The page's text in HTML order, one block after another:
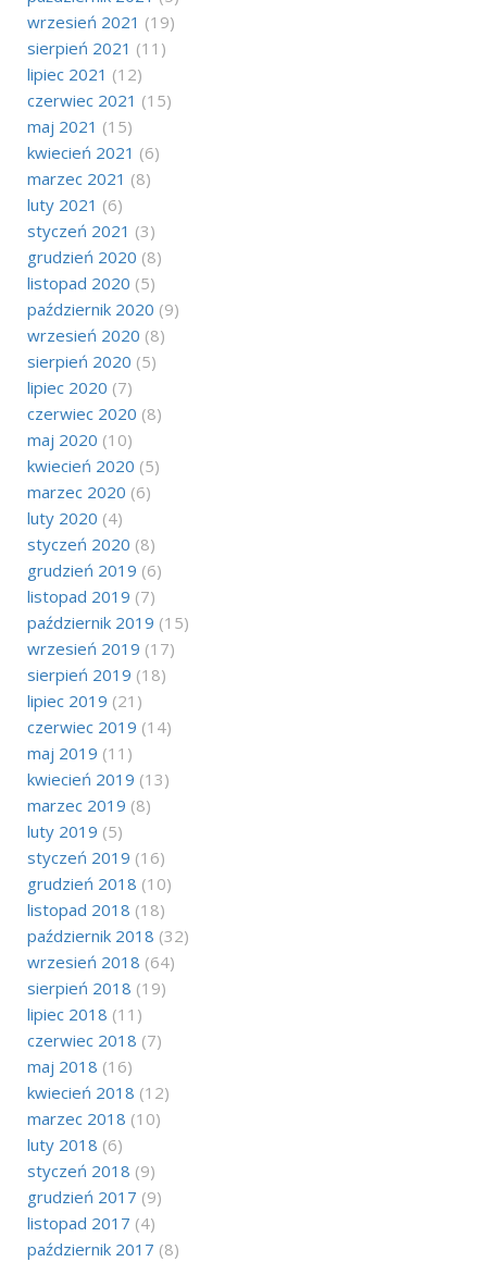
wrzesień 2021 (19)
sierpień 2021 (11)
lipiec 2021 (12)
czerwiec 2021 (15)
maj 2021 (15)
kwiecień 2021 (6)
marzec 2021 (8)
luty 2021 (6)
styczeń 2021 (3)
grudzień 2020 (8)
listopad 2020 (5)
październik 2020 (9)
wrzesień 2020 (8)
sierpień 2020 (5)
lipiec 2020 (7)
czerwiec 2020 (8)
maj 2020 (10)
kwiecień 2020 (5)
marzec 2020 (6)
luty 2020 (4)
styczeń 2020 (8)
grudzień 2019 (6)
listopad 2019 (7)
październik 2019 (15)
wrzesień 2019 (17)
sierpień 2019 (18)
lipiec 2019 (21)
czerwiec 2019 (14)
maj 2019 (11)
kwiecień 2019 (13)
marzec 2019 (8)
luty 2019 (5)
styczeń 2019 (16)
grudzień 2018 (10)
listopad 2018 (18)
październik 2018 (32)
wrzesień 2018 (64)
sierpień 2018 (19)
lipiec 2018 (11)
czerwiec 2018 (7)
maj 2018 (16)
kwiecień 2018 (12)
marzec 2018 (10)
luty 2018 (6)
styczeń 2018 (9)
grudzień 2017 (9)
listopad 2017 (4)
październik 2017 (8)